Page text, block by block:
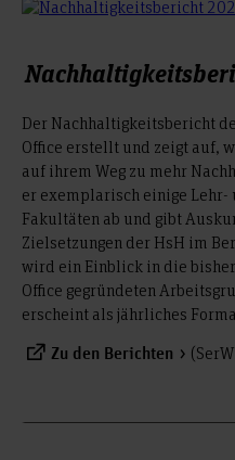
Der Nachhaltigkeitsbericht
Office erstellt und zeigt auf,
auf ihrem Weg zu mehr
er exemplarisch einige
Fakultäten ab und gibt
Zielsetzungen der HsH im
wird ein Einblick in die
Office gegründeten
erscheint als jährliches
Zu den Berichten